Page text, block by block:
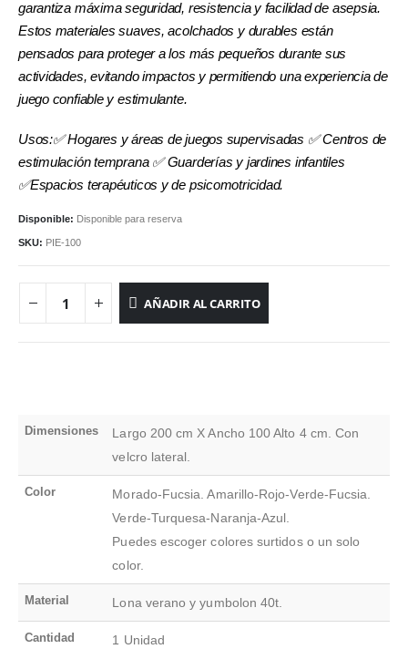
garantiza máxima seguridad, resistencia y facilidad de asepsia.
Estos materiales suaves, acolchados y durables están
pensados para proteger a los más pequeños durante sus
actividades, evitando impactos y permitiendo una experiencia de
juego confiable y estimulante.
Usos:✅ Hogares y áreas de juegos supervisadas ✅ Centros de
estimulación temprana ✅ Guarderías y jardines infantiles
✅Espacios terapéuticos y de psicomotricidad.
Disponible: Disponible para reserva
SKU: PIE-100
AÑADIR AL CARRITO
Dimensiones
Largo 200 cm X Ancho 100 Alto 4 cm. Con
velcro lateral.
Color
Morado-Fucsia. Amarillo-Rojo-Verde-Fucsia.
Verde-Turquesa-Naranja-Azul.
Puedes escoger colores surtidos o un solo
color.
Material Lona verano y yumbolon 40t.
Cantidad 1 Unidad